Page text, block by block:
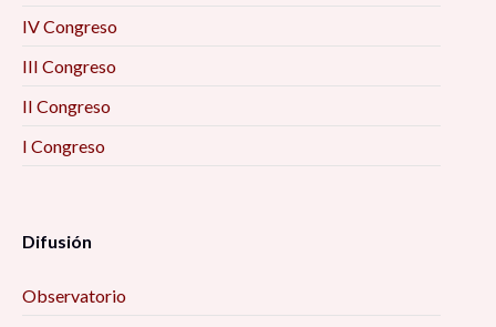
IV Congreso
III Congreso
II Congreso
I Congreso
Difusión
Observatorio